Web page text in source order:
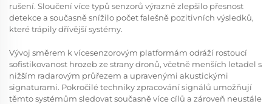
rušení. Sloučení více typů senzorů výrazně zlepšilo přesnost
detekce a současně snížilo počet falešně pozitivních výsledků,
které trápily dřívější systémy.
Vývoj směrem k vícesenzorovým platformám odráží rostoucí
sofistikovanost hrozeb ze strany dronů, včetně menších letadel s
nižším radarovým průřezem a upravenými akustickými
signaturami. Pokročilé techniky zpracování signálů umožňují
těmto systémům sledovat současně více cílů a zároveň neustále